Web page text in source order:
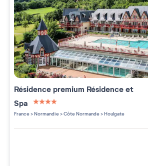
Résidence premium Résidence et
Spa
4 étoiles sur 5
France>Normandie>Côte Normande>Houlgate